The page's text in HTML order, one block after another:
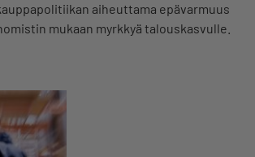
aiheuttama epävarmuus
mukaan myrkkyä talouskasvulle.